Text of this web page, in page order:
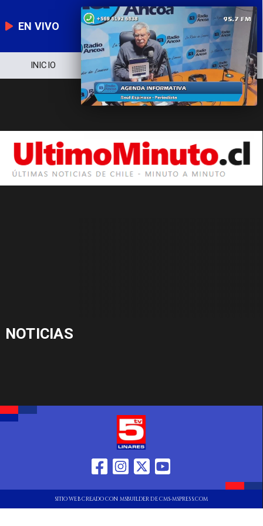
EN VIVO
INICIO NOTICIERO POLÍTICA
NOTICIAS
SITIO WEB CREADO CON MSBUILDER DE CMS-MSPRESS.COM